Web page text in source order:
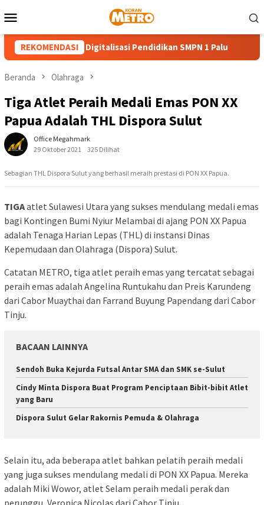
ke
Mobile
REKOMENDASI
PLN Dorong Digitalisasi Pendidikan SMPN 1 Palu
Beranda Olahraga
Tiga Atlet Peraih Medali Emas PON XX
Papua Adalah THL Dispora Sulut
Office Megahmark
29 Oktober 2021
325 Dilihat
Sebagian THL Dispora Sulut yang berhasil meraih prestasi di PON XX Papua.
TIGAatlet Sulawesi Utara yang sukses mendulang medali emas
bagi Kontingen Bumi Nyiur Melambai di ajang PON XX Papua
adalah Tenaga Harian Lepas (THL) di instansi Dinas
Kepemudaan dan Olahraga (Dispora) Sulut.
Catatan METRO, tiga atlet peraih emas yang tercatat sebagai
peraih emas adalah Angelina Runtukahu dan Preis Karundeng
dari Cabor Muaythai dan Farrand Buyung Papendang dari Cabor
Tinju.
BACAAN LAINNYA
Sendoh Buka Kejurda Futsal Antar SMA dan SMK se-Sulut
Cindy Minta Dispora Buat Program Penciptaan Bibit-bibit Atlet
yang Baru
Dispora Sulut Gelar Rakornis Pemuda & Olahraga
Selain itu, ada beberapa atlet bahkan pelatih peraih medali
yang juga sukses mendulang medali di PON XX Papua. Mereka
adalah Miki Wowor, atlet Selam peraih medali perak dan
perunggu, Veronica Nicolas dari Cabor Tinju.